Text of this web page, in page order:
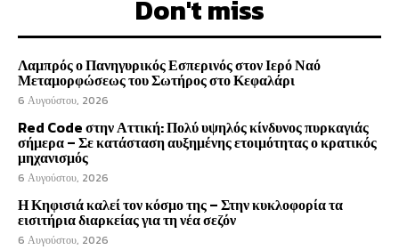
Don't miss
Λαμπρός ο Πανηγυρικός Εσπερινός στον Ιερό Ναό
Μεταμορφώσεως του Σωτήρος στο Κεφαλάρι
6 Αυγούστου, 2026
Red Code στην Αττική: Πολύ υψηλός κίνδυνος πυρκαγιάς
σήμερα – Σε κατάσταση αυξημένης ετοιμότητας ο κρατικός
μηχανισμός
6 Αυγούστου, 2026
Η Κηφισιά καλεί τον κόσμο της – Στην κυκλοφορία τα
εισιτήρια διαρκείας για τη νέα σεζόν
6 Αυγούστου, 2026